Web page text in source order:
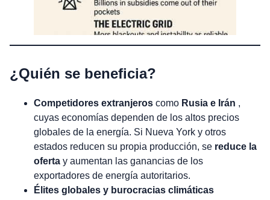
¿Quién se beneficia?
Competidores extranjeros como Rusia e Irán ,
cuyas economías dependen de los altos precios
globales de la energía. Si Nueva York y otros
estados reducen su propia producción, se reduce la
oferta y aumentan las ganancias de los
exportadores de energía autoritarios.
Élites globales y burocracias climáticas